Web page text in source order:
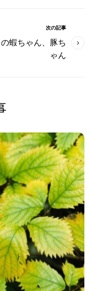
次の記事
の蝦ちゃん、豚ち
ゃん